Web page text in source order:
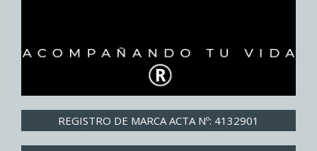
REGISTRO DE MARCA ACTA Nº: 4132901